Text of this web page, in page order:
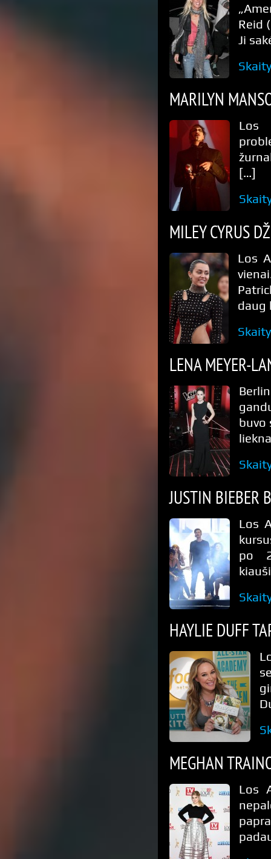
Reid
Ji
MARILYN
Los
[…]
MILEY CYRUS
Los
daug
LENA MEYER-
buvo
JUSTIN BIEBER
Los
po
HAYLIE DUFF
MEGHAN
Los